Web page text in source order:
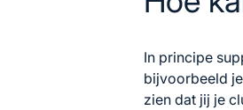
In principe
bijvoorbeeld
zien dat jij je